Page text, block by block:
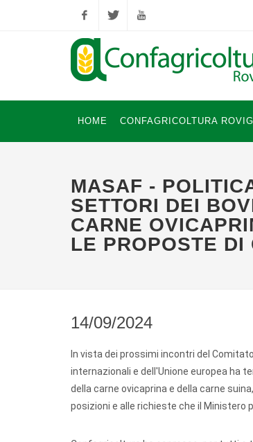
FacebookTwitter YouTube
HOME CONFAGRICOLTURA
MASAF -
SETTORI DEI
CARNE
LE PROPOSTE DI
14/09/2024
In vista dei prossimi incontri del
internazionali e dell'Unione europea ha
della carne ovicaprina e della carne
posizioni e alle richieste che il Ministero